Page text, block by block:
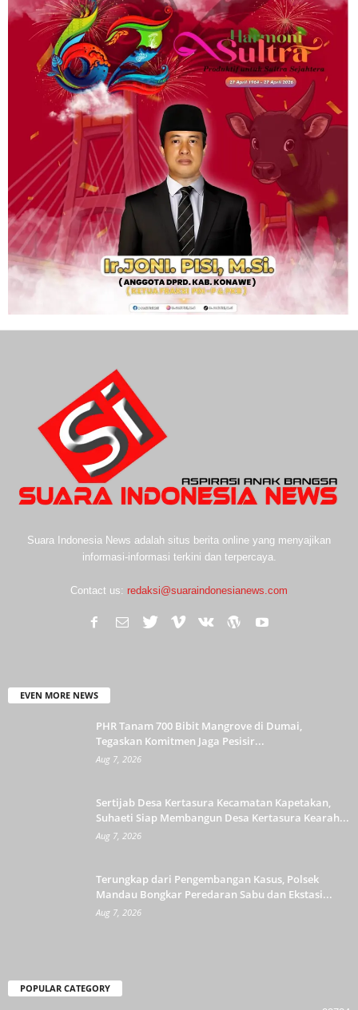
Suara Indonesia News adalah situs berita online yang menyajikan
informasi-informasi terkini dan terpercaya.
Contact us: redaksi@suaraindonesianews.com
EVEN MORE NEWS
PHR Tanam 700 Bibit Mangrove di Dumai,
Tegaskan Komitmen Jaga Pesisir...
Aug 7, 2026
Sertijab Desa Kertasura Kecamatan Kapetakan,
Suhaeti Siap Membangun Desa Kertasura Kearah...
Aug 7, 2026
Terungkap dari Pengembangan Kasus, Polsek
Mandau Bongkar Peredaran Sabu dan Ekstasi...
Aug 7, 2026
POPULAR CATEGORY